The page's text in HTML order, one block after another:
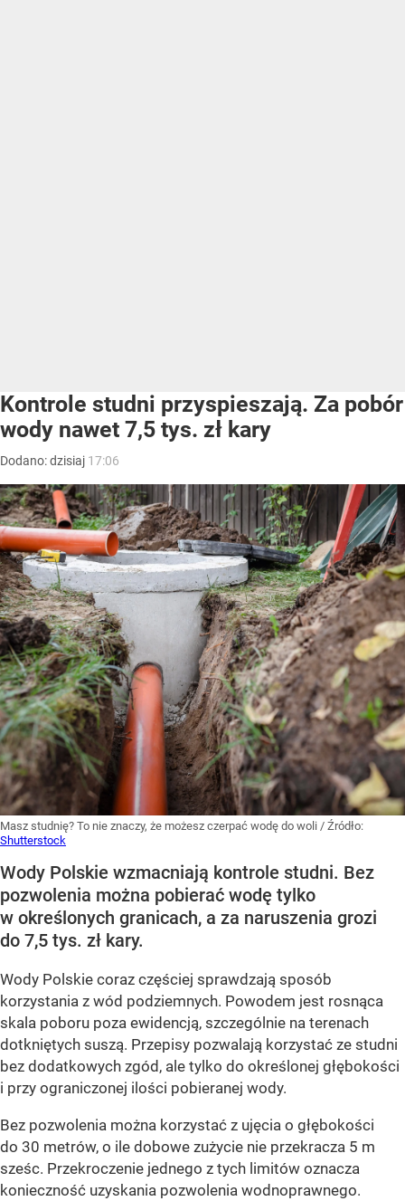
Kontrole studni przyspieszają. Za pobór
wody nawet 7,5 tys. zł kary
Dodano:dzisiaj 17:06
Masz studnię? To nie znaczy, że możesz czerpać wodę do woli / Źródło:
Shutterstock
Wody Polskie wzmacniają kontrole studni. Bez
pozwolenia można pobierać wodę tylko
w określonych granicach, a za naruszenia grozi
do 7,5 tys. zł kary.
Wody Polskie coraz częściej sprawdzają sposób
korzystania z wód podziemnych. Powodem jest rosnąca
skala poboru poza ewidencją, szczególnie na terenach
dotkniętych suszą. Przepisy pozwalają korzystać ze studni
bez dodatkowych zgód, ale tylko do określonej głębokości
i przy ograniczonej ilości pobieranej wody.
Bez pozwolenia można korzystać z ujęcia o głębokości
do 30 metrów, o ile dobowe zużycie nie przekracza 5 m
sześc. Przekroczenie jednego z tych limitów oznacza
konieczność uzyskania pozwolenia wodnoprawnego.